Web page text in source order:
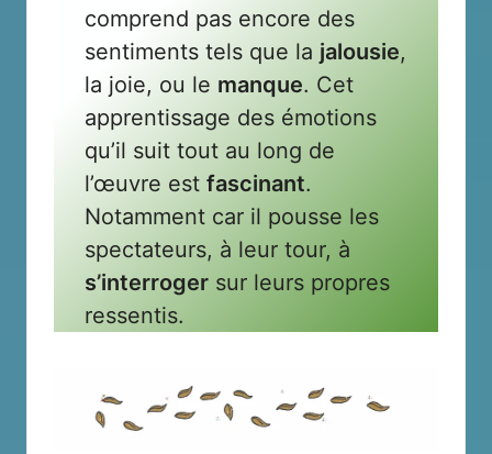
comprend pas encore des
sentiments tels que la jalousie,
la joie, ou le manque. Cet
apprentissage des émotions
qu’il suit tout au long de
l’œuvre est fascinant.
Notamment car il pousse les
spectateurs, à leur tour, à
s’interroger sur leurs propres
ressentis.